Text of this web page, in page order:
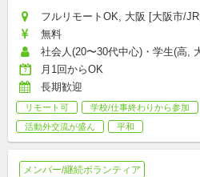
フルリモートOK, 大阪 [大阪市/
無料
社会人(20〜30代中心)・学生(高,
月1回からOK
長期歓迎
リモート可 学校/仕事終わりから参加
活動外交流が盛ん
平和
メンバー/継続ボランティア